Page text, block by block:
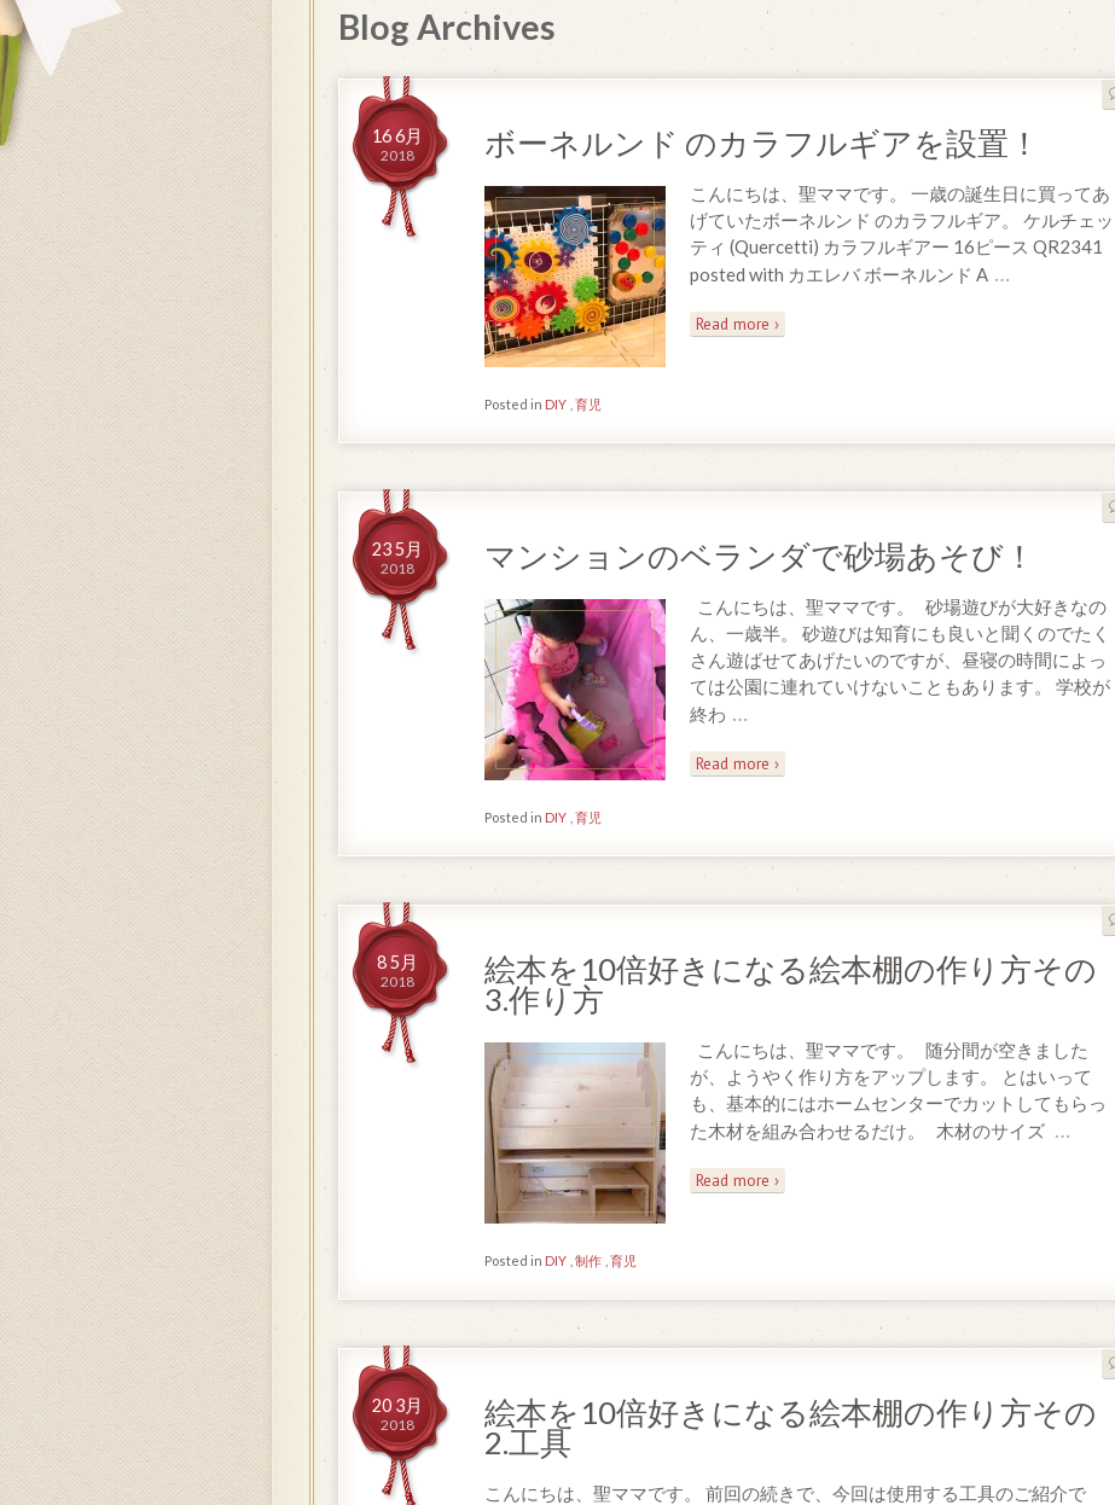
Blog Archives
ボーネルンド のカラフルギアを設置！
16 6月
2018
こんにちは、聖ママです。 一歳の誕生日に買ってあ
げていたボーネルンド のカラフルギア。 ケルチェッ
ティ (Quercetti) カラフルギアー 16ピース QR2341
posted with カエレバ ボーネルンド A …
Read more ›
Posted in DIY 育児
マンションのベランダで砂場あそび！
23 5月
2018
こんにちは、聖ママです。 砂場遊びが大好きなの
ん、一歳半。 砂遊びは知育にも良いと聞くのでたく
さん遊ばせてあげたいのですが、昼寝の時間によっ
ては公園に連れていけないこともあります。 学校が
終わ …
Read more ›
Posted in DIY 育児
絵本を10倍好きになる絵本棚の作り方その
3.作り方
8 5月
2018
こんにちは、聖ママです。 随分間が空きました
が、ようやく作り方をアップします。 とはいって
も、基本的にはホームセンターでカットしてもらっ
た木材を組み合わせるだけ。 木材のサイズ …
Read more ›
Posted in DIY 制作 育児
絵本を10倍好きになる絵本棚の作り方その
2.工具
20 3月
2018
こんにちは、聖ママです。 前回の続きで、今回は使用する工具のご紹介で